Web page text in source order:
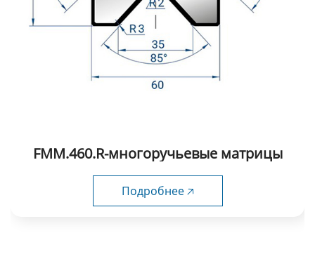
FMM.460.R-многоручьевые матрицы
Подробнее 🡥